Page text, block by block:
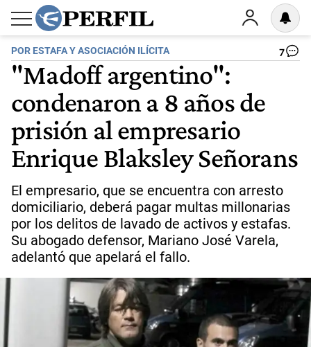
POR ESTAFA Y ASOCIACIÓN ILÍCITA 7
"Madoff argentino":
condenaron a 8 años de
prisión al empresario
Enrique Blaksley Señorans
El empresario, que se encuentra con arresto
domiciliario, deberá pagar multas millonarias
por los delitos de lavado de activos y estafas.
Su abogado defensor, Mariano José Varela,
adelantó que apelará el fallo.